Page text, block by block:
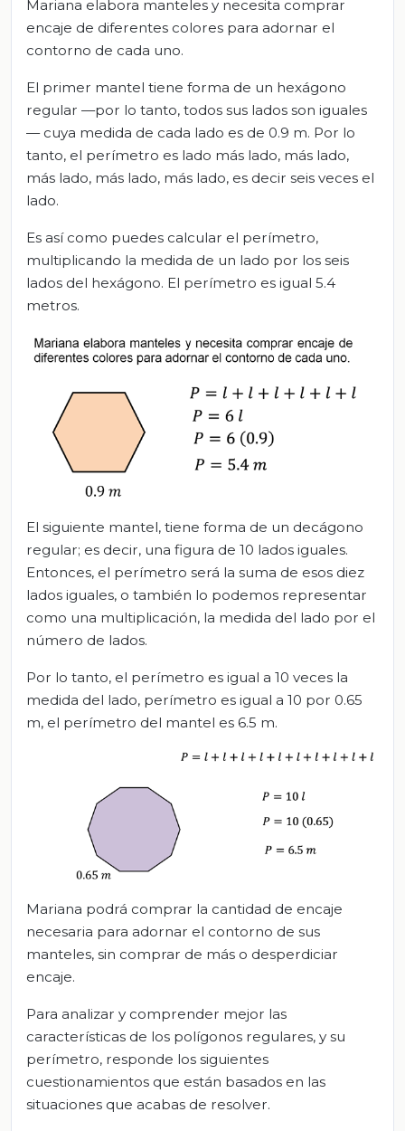
Mariana elabora manteles y necesita comprar
encaje de diferentes colores para adornar el
contorno de cada uno.
El primer mantel tiene forma de un hexágono
regular —por lo tanto, todos sus lados son iguales
— cuya medida de cada lado es de 0.9 m. Por lo
tanto, el perímetro es lado más lado, más lado,
más lado, más lado, más lado, es decir seis veces el
lado.
Es así como puedes calcular el perímetro,
multiplicando la medida de un lado por los seis
lados del hexágono. El perímetro es igual 5.4
metros.
El siguiente mantel, tiene forma de un decágono
regular; es decir, una figura de 10 lados iguales.
Entonces, el perímetro será la suma de esos diez
lados iguales, o también lo podemos representar
como una multiplicación, la medida del lado por el
número de lados.
Por lo tanto, el perímetro es igual a 10 veces la
medida del lado, perímetro es igual a 10 por 0.65
m, el perímetro del mantel es 6.5 m.
Mariana podrá comprar la cantidad de encaje
necesaria para adornar el contorno de sus
manteles, sin comprar de más o desperdiciar
encaje.
Para analizar y comprender mejor las
características de los polígonos regulares, y su
perímetro, responde los siguientes
cuestionamientos que están basados en las
situaciones que acabas de resolver.